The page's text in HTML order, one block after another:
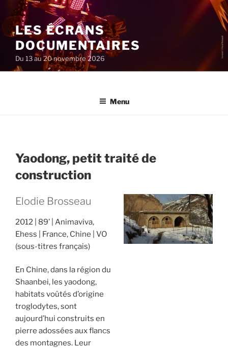
au
contenu
principal
LES ÉCRANS
DOCUMENTAIRES
Du 13 au 20 novembre 2026
Menu
Yaodong, petit traité de
construction
Elodie Brosseau
2012 89’
Animaviva,
Ehess
France, Chine
VO
(sous-titres français)
En Chine, dans la région du
Shaanbei, les yaodong,
habitats voûtés d’origine
troglodytes, sont
aujourd’hui construits en
pierre adossées aux flancs
des montagnes. Leur